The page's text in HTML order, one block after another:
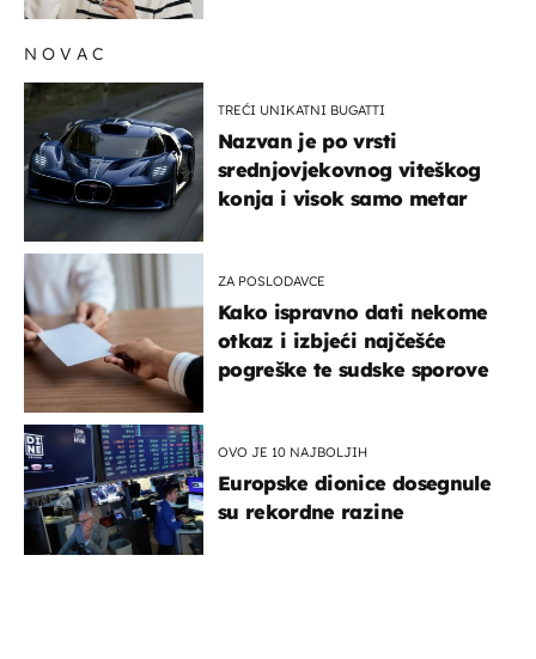
NOVAC
TREĆI UNIKATNI BUGATTI
Nazvan je po vrsti
srednjovjekovnog viteškog
konja i visok samo metar
ZA POSLODAVCE
Kako ispravno dati nekome
otkaz i izbjeći najčešće
pogreške te sudske sporove
OVO JE 10 NAJBOLJIH
Europske dionice dosegnule
su rekordne razine